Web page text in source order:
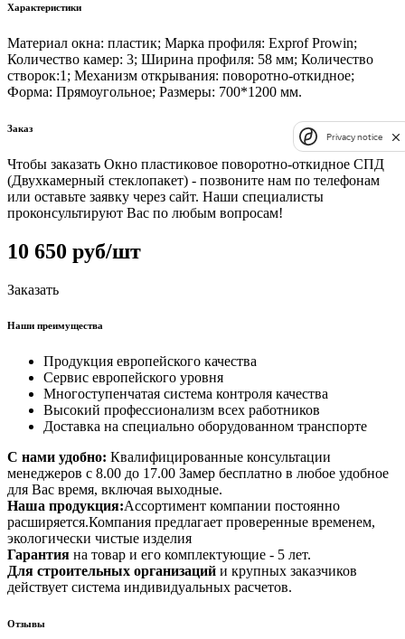
Характеристики
Материал окна: пластик; Марка профиля: Exprof Prowin;
Количество камер: 3; Ширина профиля: 58 мм; Количество
створок:1; Механизм открывания: поворотно-откидное;
Форма: Прямоугольное; Размеры: 700*1200 мм.
Заказ
Чтобы заказать Окно пластиковое поворотно-откидное СПД
(Двухкамерный стеклопакет) - позвоните нам по телефонам
или оставьте заявку через сайт. Наши специалисты
проконсультируют Вас по любым вопросам!
10 650 руб/шт
Заказать
Наши преимущества
Продукция европейского качества
Сервис европейского уровня
Многоступенчатая система контроля качества
Высокий профессионализм всех работников
Доставка на специально оборудованном транспорте
С нами удобно: Квалифицированные консультации
менеджеров с 8.00 до 17.00 Замер бесплатно в любое удобное
для Вас время, включая выходные.
Наша продукция:Ассортимент компании постоянно
расширяется.Компания предлагает проверенные временем,
экологически чистые изделия
Гарантия на товар и его комплектующие - 5 лет.
Для строительных организаций и крупных заказчиков
действует система индивидуальных расчетов.
Отзывы
Privacy notice